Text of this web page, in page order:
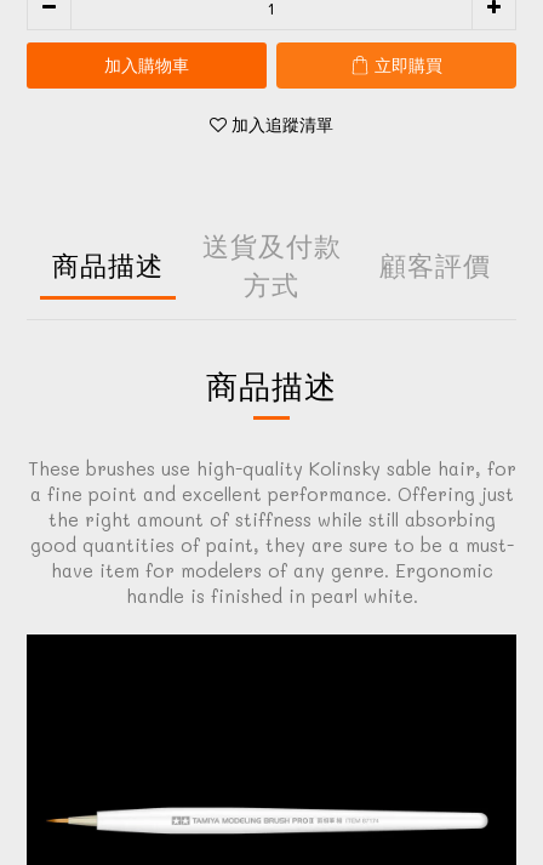
加入購物車 立即購買
加入追蹤清單
商品描述
送貨及付款
方式
顧客評價
商品描述
These brushes use high-quality Kolinsky sable hair, for
a fine point and excellent performance. Offering just
the right amount of stiffness while still absorbing
good quantities of paint, they are sure to be a must-
have item for modelers of any genre. Ergonomic
handle is finished in pearl white.